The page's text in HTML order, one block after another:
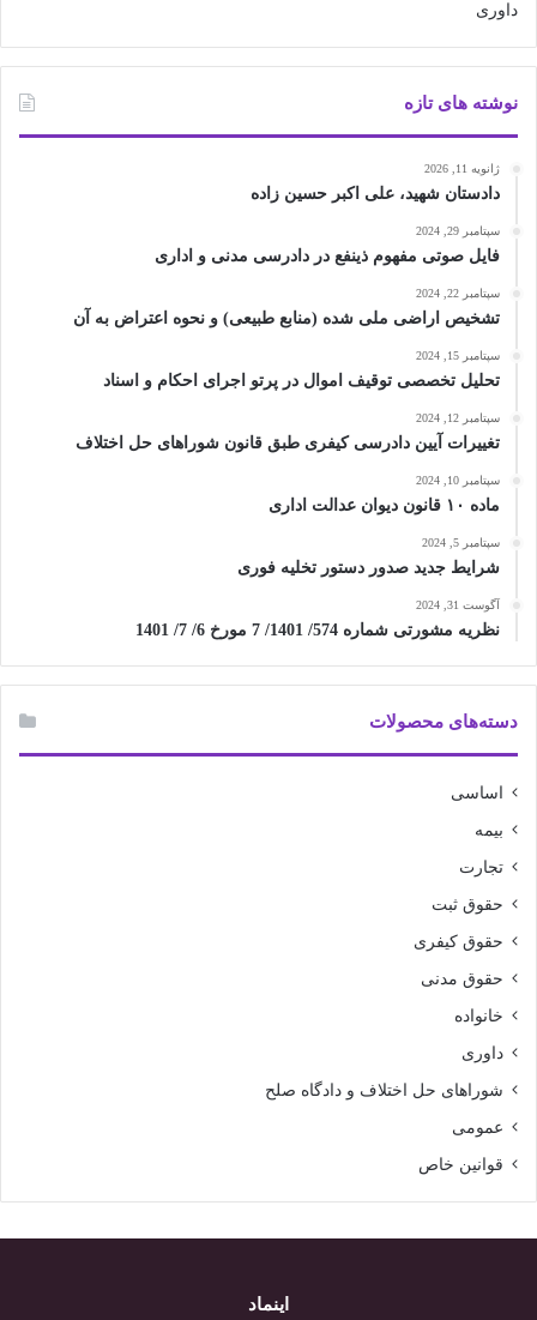
نوشته های تازه
ژانویه 11, 2026
دادستان شهید، علی اکبر حسین زاده
سپتامبر 29, 2024
فایل صوتی مفهوم ذینفع در دادرسی مدنی و اداری
سپتامبر 22, 2024
تشخیص اراضی ملی شده (منابع طبیعی) و نحوه اعتراض به آن
سپتامبر 15, 2024
تحلیل تخصصی توقیف اموال در پرتو اجرای احکام و اسناد
سپتامبر 12, 2024
تغییرات آیین دادرسی کیفری طبق قانون شوراهای حل اختلاف
سپتامبر 10, 2024
ماده ۱۰ قانون دیوان عدالت اداری
سپتامبر 5, 2024
شرایط جدید صدور دستور تخلیه فوری
آگوست 31, 2024
نظریه مشورتی شماره 574/ 1401/ 7 مورخ 6/ 7/ 1401
دسته‌های محصولات
اساسی
بیمه
تجارت
حقوق ثبت
حقوق کیفری
حقوق مدنی
خانواده
داوری
شوراهای حل اختلاف و دادگاه صلح
عمومی
قوانین خاص
اینماد